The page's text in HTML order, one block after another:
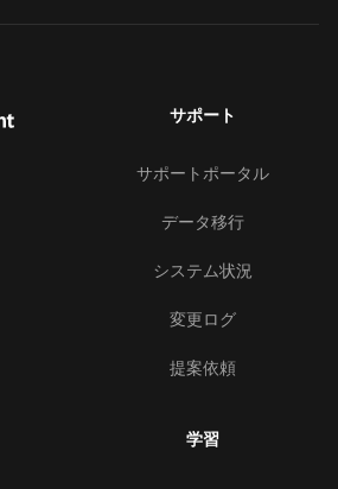
サポート
サポートポータル
データ移行
システム状況
変更ログ
提案依頼
学習